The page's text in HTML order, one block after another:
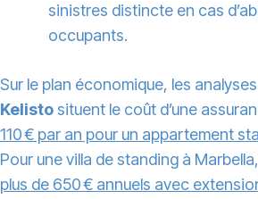
sinistres distincte en cas
occupants.
Sur le plan économique, les
Kelisto situent le coût d’une
110 € par an pour un appartement
Pour une villa de standing à
plus de 650 € annuels avec